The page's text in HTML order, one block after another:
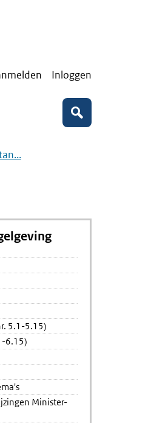
Inloggen
Zoeken
5.1-5.15)
6.15)
Minister-